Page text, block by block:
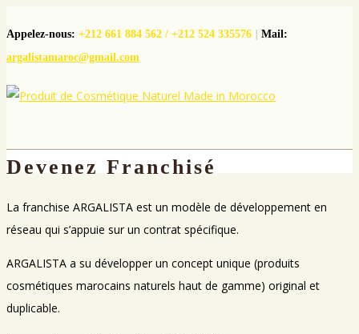
Appelez-nous: +212 661 884 562 / +212 524 335576
Mail:
argalistamaroc@gmail.com
Menu
Devenez Franchisé
La franchise ARGALISTA est un modèle de développement en
réseau qui s’appuie sur un contrat spécifique.
ARGALISTA a su développer un concept unique (produits
cosmétiques marocains naturels haut de gamme) original et
duplicable.